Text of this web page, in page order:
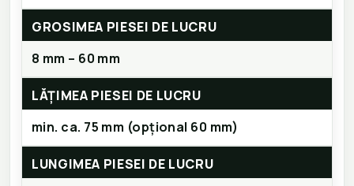
GROSIMEA PIESEI DE LUCRU
8 mm – 60 mm
LĂȚIMEA PIESEI DE LUCRU
min. ca. 75 mm (opțional 60 mm)
LUNGIMEA PIESEI DE LUCRU